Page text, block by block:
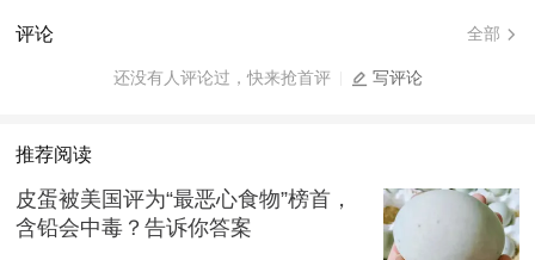
评论 全部
还没有人评论过，快来抢首评 写评论
推荐阅读
皮蛋被美国评为“最恶心食物”榜首，
含铅会中毒？告诉你答案